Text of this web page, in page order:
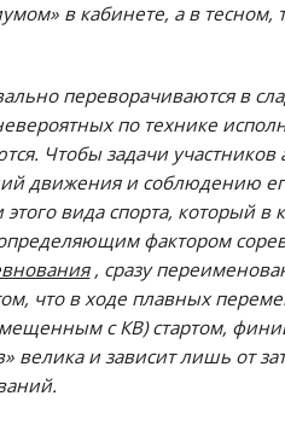
в кабинете, а в
переворачиваются в
по технике
Чтобы задачи участников
движения и соблюдению
вида спорта, который в
фактором
, сразу
что в ходе плавных
с КВ) стартом,
и зависит лишь от